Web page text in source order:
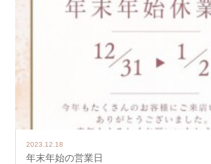
2023.12.18
年末年始の営業日